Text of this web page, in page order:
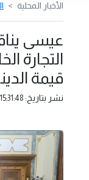
الأخبار المحلية
عيسى
التجارة
قيمة
نشر بتاريخ: